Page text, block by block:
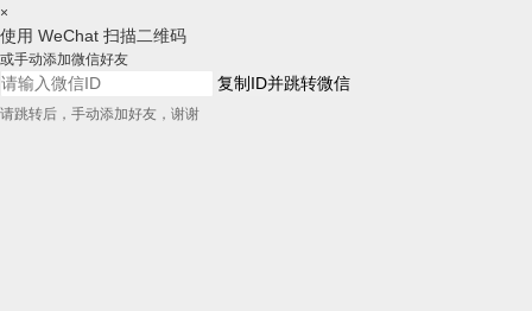
×
使用 WeChat 扫描二维码
或手动添加微信好友
复制ID并跳转微信
请跳转后，手动添加好友，谢谢